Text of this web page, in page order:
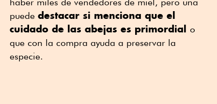
haber miles de vendedores de miel, pero una
puede destacar si menciona que el
cuidado de las abejas es primordial o
que con la compra ayuda a preservar la
especie.